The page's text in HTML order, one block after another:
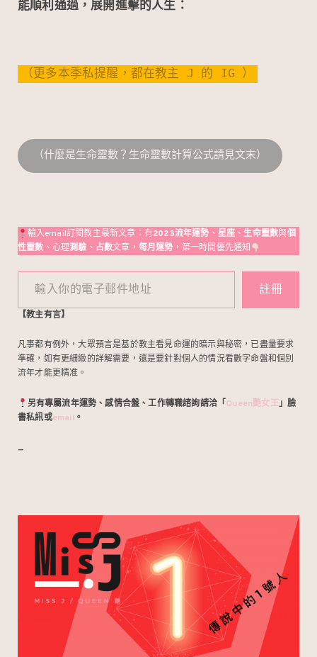
能順利通過，展開進擊的人生：
（更多本季私提醒，都在教主 J 的 IG ）
（什麼是生命靈數？生命靈數計算公式請見文末）
輸入email訂閱教主最新文章：有2023流年運勢 、 星座 、生命靈數與個
性靈數 、心理測驗 、 占數文章， 每月運勢 ，第一時間優先通知
輸入你的電子郵件地址
註冊
【教主有言】
凡事都有例外，大眾預言是基於教主看見命運的暗示與秘密，已盡量要求
準確，如有更細緻的詳解需要，還是要針對個人的情況看數字命盤和個別
流年才能更精准。
另有專屬流年運勢、感情合盤、工作轉職諮詢請洽「Queen艷女王」臉
書私訊或email 。
–